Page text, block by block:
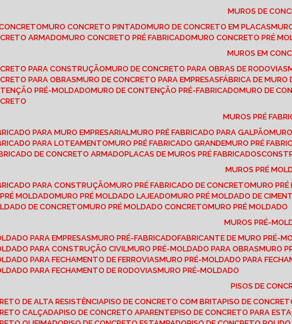
MUROS DE
MURO CONCRETO PINTADO MURO DE CONCRETO EM PLACAS
ARMADO
MURO CONCRETO PRÉ FABRICADO MURO CONCRETO PRÉ
MUROS EM
PARA CONSTRUÇÃO
MURO DE CONCRETO PARA OBRAS DE RODOVIAS
PARA OBRAS
MURO DE CONCRETO PARA EMPRESAS FÁBRICA DE
PRÉ-MOLDADO
MURO DE CONTENÇÃO PRÉ-FABRICADO MURO DE
MUROS PRÉ
PARA MURO EMPRESARIAL
MURO PRÉ FABRICADO PARA GALPÃO
PARA LOTEAMENTO
MURO PRÉ FABRICADO GRANDE MURO PRÉ
DE CONCRETO ARMADO PLACAS DE MUROS PRÉ FABRICADOS
MUROS PRÉ
PARA CONSTRUÇÃO
MURO PRÉ FABRICADO DE CONCRETO MURO
PRÉ MOLDADO
MURO PRÉ MOLDADO LAJEADO MURO PRÉ MOLDADO DE
DE CONCRETO
MURO PRÉ MOLDADO CONCRETO
MURO PRÉ MOLDADO
MUROS PRÉ-
PARA EMPRESAS
MURO PRÉ-FABRICADO FABRICANTE DE MURO PRÉ-
PARA CONSTRUÇÃO CIVIL
MURO PRÉ-MOLDADO PARA OBRAS
MURO
PARA FECHAMENTO DE FERROVIAS
MURO PRÉ-MOLDADO PARA
PARA FECHAMENTO DE RODOVIAS
MURO PRÉ-MOLDADO
PISOS DE
DE ALTA RESISTÊNCIA PISO DE CONCRETO COM BRITA PISO DE
CALÇADA PISO DE CONCRETO APARENTE PISO DE CONCRETO PARA